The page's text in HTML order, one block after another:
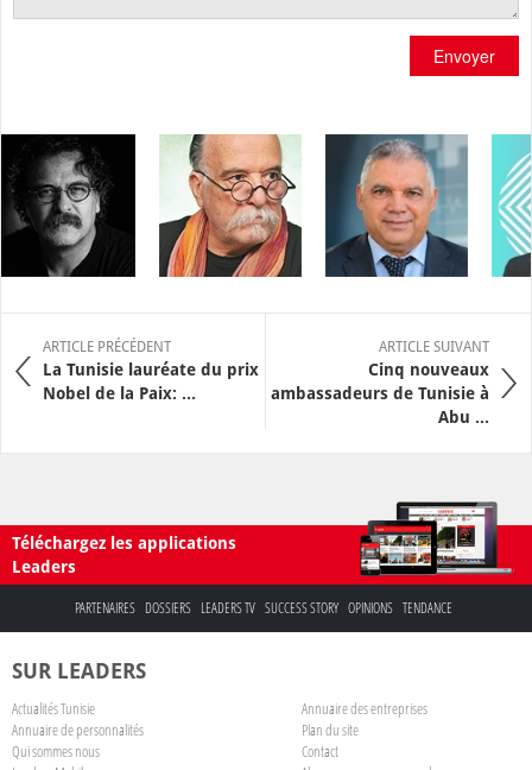
Envoyer
ARTICLE PRÉCÉDENT
La Tunisie lauréate du prix
Nobel de la Paix: ...
ARTICLE SUIVANT
Cinq nouveaux
ambassadeurs de Tunisie à
Abu ...
Téléchargez les applications
Leaders
PARTENAIRES DOSSIERS LEADERS TV SUCCESS STORY OPINIONS TENDANCE
SUR LEADERS
Actualités Tunisie
Annuaire des entreprises
Annuaire de personnalités
Plan du site
Qui sommes nous
Contact